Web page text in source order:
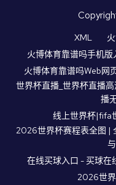
XML
火博体育靠谱吗手机版
火博体育靠谱吗Web网
世界杯直播_世界杯直播
播
线上世界杯|fifa
2026世界杯赛程表全图 |
在线买球入口 - 买球在
2026世